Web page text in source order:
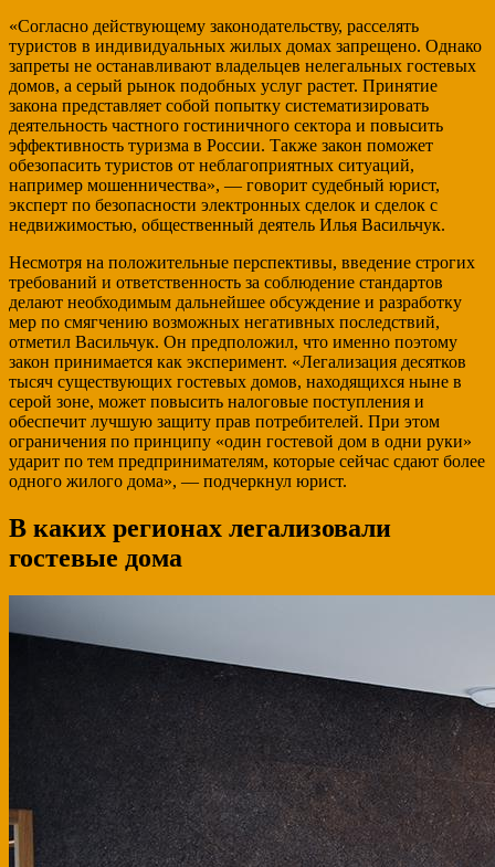
«Согласно действующему законодательству, расселять
туристов в индивидуальных жилых домах запрещено. Однако
запреты не останавливают владельцев нелегальных гостевых
домов, а серый рынок подобных услуг растет. Принятие
закона представляет собой попытку систематизировать
деятельность частного гостиничного сектора и повысить
эффективность туризма в России. Также закон поможет
обезопасить туристов от неблагоприятных ситуаций,
например мошенничества», — говорит судебный юрист,
эксперт по безопасности электронных сделок и сделок с
недвижимостью, общественный деятель Илья Васильчук.
Несмотря на положительные перспективы, введение строгих
требований и ответственность за соблюдение стандартов
делают необходимым дальнейшее обсуждение и разработку
мер по смягчению возможных негативных последствий,
отметил Васильчук. Он предположил, что именно поэтому
закон принимается как эксперимент. «Легализация десятков
тысяч существующих гостевых домов, находящихся ныне в
серой зоне, может повысить налоговые поступления и
обеспечит лучшую защиту прав потребителей. При этом
ограничения по принципу «один гостевой дом в одни руки»
ударит по тем предпринимателям, которые сейчас сдают более
одного жилого дома», — подчеркнул юрист.
В каких регионах легализовали
гостевые дома